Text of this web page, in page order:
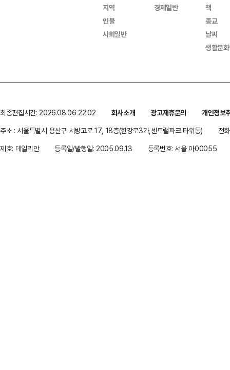
지역
인물
사회일반
경제일반
책
종교
날씨
생활문
최종편집시간: 2026.08.06 22:02 회사소개 광고제휴문의
개인정보
주소 : 서울특별시 용산구 서빙고로 17, 18층(한강로3가,센트럴파크 타워동)
전
제호: 데일리안
등록일/발행일: 2005.09.13 등록번호: 서울 아00055